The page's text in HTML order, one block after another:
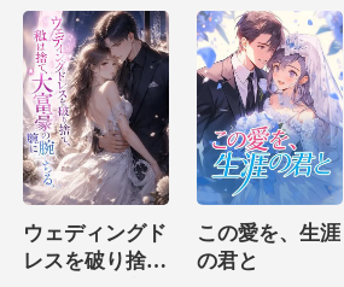
ーは一瞬凍りつい
ウェディングド
レスを破り捨
この愛を、生涯
の君と